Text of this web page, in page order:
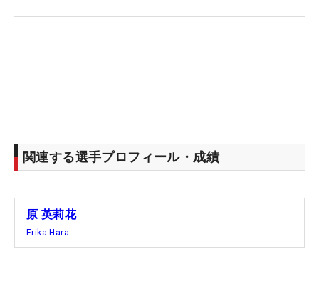
「しっかり練習してきます」。目指すものは明確。
居残り練習で「大東建託・いい部屋ネットレディ
関連する選手プロフィール・成績
原 英莉花
Erika Hara